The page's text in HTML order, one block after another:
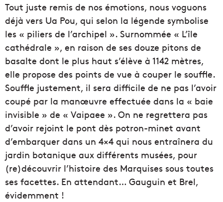
Tout juste remis de nos émotions, nous voguons
déjà vers Ua Pou, qui selon la légende symbolise
les « piliers de l’archipel ». Surnommée « L’île
cathédrale », en raison de ses douze pitons de
basalte dont le plus haut s’élève à 1142 mètres,
elle propose des points de vue à couper le souffle.
Souffle justement, il sera difficile de ne pas l’avoir
coupé par la manœuvre effectuée dans la « baie
invisible » de « Vaipaee ». On ne regrettera pas
d’avoir rejoint le pont dès potron-minet avant
d’embarquer dans un 4×4 qui nous entraînera du
jardin botanique aux différents musées, pour
(re)découvrir l’histoire des Marquises sous toutes
ses facettes. En attendant… Gauguin et Brel,
évidemment !